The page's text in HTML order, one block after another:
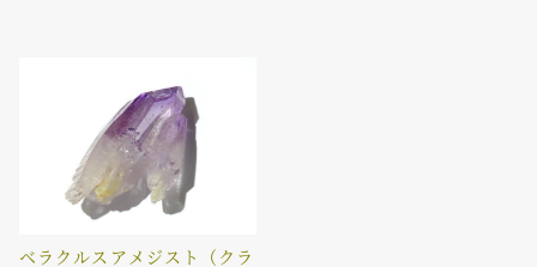
ベラクルスアメジスト（クラ